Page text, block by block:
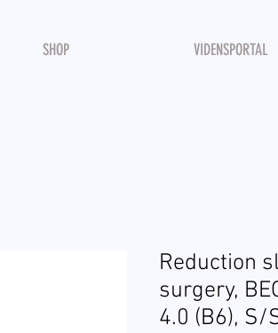
SHOP VIDENSPORTAL
Reduction
surgery,
4.0 (B6), S/